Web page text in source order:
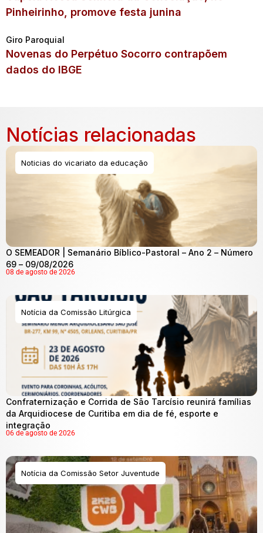
Pinheirinho, promove festa junina
Giro Paroquial
Novenas do Perpétuo Socorro contrapõem
dados do IBGE
Notícias relacionadas
Noticias do vicariato da educação
O SEMEADOR | Semanário Bíblico-Pastoral – Ano 2 – Número
69 – 09/08/2026
08 de agosto de 2026
Notícia da Comissão Litúrgica
Confraternização e Corrida de São Tarcísio reunirá famílias
da Arquidiocese de Curitiba em dia de fé, esporte e
integração
06 de agosto de 2026
Notícia da Comissão Setor Juventude